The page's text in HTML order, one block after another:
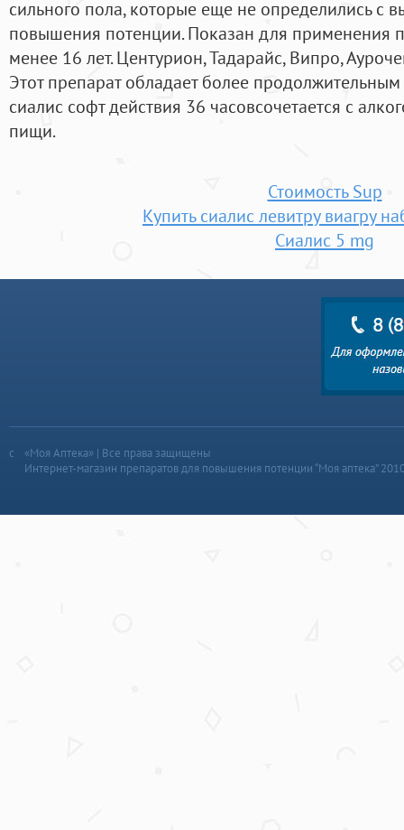
сильного пола, которые еще не определились с
повышения потенции. Показан для применения
менее 16 лет. Центурион, Тадарайс, Випро,
Этот препарат обладает более
сиалис софт действия 36 часовсочетается с
пищи.
Стоимость Sup
Купить сиалис левитру виагру
Сиалис 5 mg
«Моя Аптека» | Все права защищены
Интернет-магазин препаратов для повышения потенции “Моя аптека”